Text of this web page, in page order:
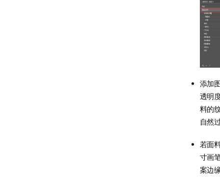
添加
透明
料的
自然
若面
寸画
案边